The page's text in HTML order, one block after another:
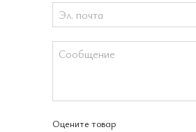
Оцените товар